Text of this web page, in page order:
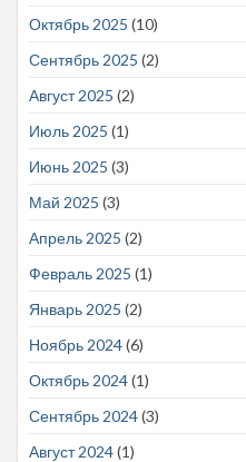
Октябрь 2025 (10)
Сентябрь 2025 (2)
Август 2025 (2)
Июль 2025 (1)
Июнь 2025 (3)
Май 2025 (3)
Апрель 2025 (2)
Февраль 2025 (1)
Январь 2025 (2)
Ноябрь 2024(6)
Октябрь 2024(1)
Сентябрь 2024(3)
Август 2024(1)